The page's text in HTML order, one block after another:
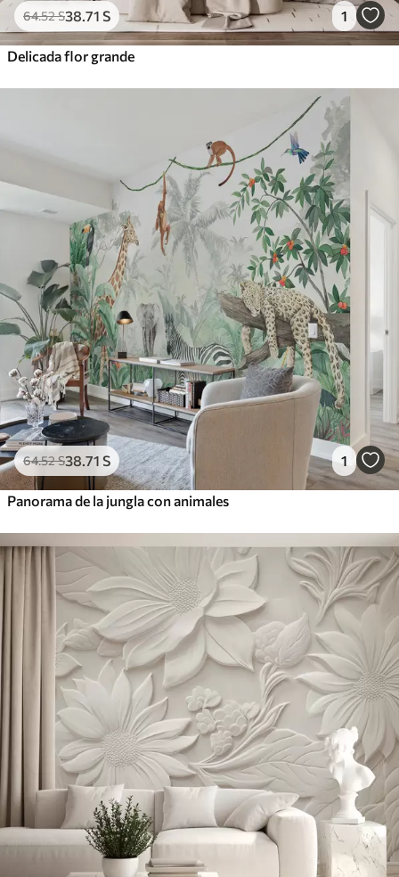
64.52S38 .71 S 1
Delicada flor grande
64.52S38 .71 S 1
Panorama de la jungla con animales